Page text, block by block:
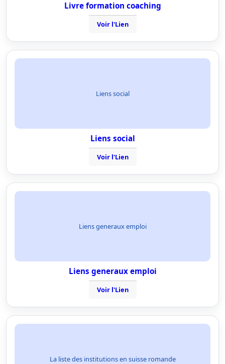
Livre formation coaching
Voir l'Lien
Liens social
Liens social
Voir l'Lien
Liens generaux emploi
Liens generaux emploi
Voir l'Lien
La liste des institutions en suisse romande